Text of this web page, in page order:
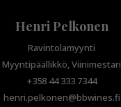
Henri Pelkonen
Ravintolamyynti
Myyntipäällikkö, Viinimestari
+358 44 333 7344
henri.pelkonen@bbwines.fi